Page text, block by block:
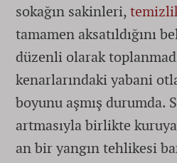
sokağın sakinleri,
tamamen aksatıldığını
düzenli olarak
kenarlarındaki yabani
boyunu aşmış durumda.
artmasıyla birlikte
an bir yangın tehlikesi